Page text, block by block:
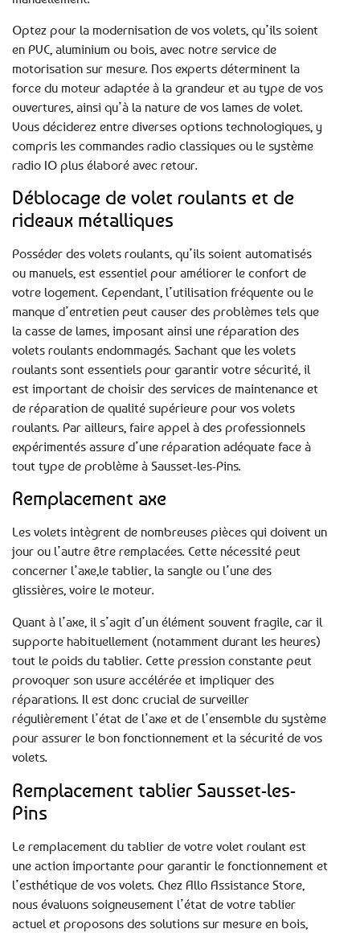
Optez pour la modernisation de vos volets, qu’ils soient
en PVC, aluminium ou bois, avec notre service de
motorisation sur mesure. Nos experts déterminent la
force du moteur adaptée à la grandeur et au type de vos
ouvertures, ainsi qu’à la nature de vos lames de volet.
Vous déciderez entre diverses options technologiques, y
compris les commandes radio classiques ou le système
radio IO plus élaboré avec retour.
Déblocage de volet roulants et de
rideaux métalliques
Posséder des volets roulants, qu’ils soient automatisés
ou manuels, est essentiel pour améliorer le confort de
votre logement. Cependant, l’utilisation fréquente ou le
manque d’entretien peut causer des problèmes tels que
la casse de lames, imposant ainsi une réparation des
volets roulants endommagés. Sachant que les volets
roulants sont essentiels pour garantir votre sécurité, il
est important de choisir des services de maintenance et
de réparation de qualité supérieure pour vos volets
roulants. Par ailleurs, faire appel à des professionnels
expérimentés assure d’une réparation adéquate face à
tout type de problème à Sausset-les-Pins.
Remplacement axe
Les volets intègrent de nombreuses pièces qui doivent un
jour ou l’autre être remplacées. Cette nécessité peut
concerner l’axe,le tablier, la sangle ou l’une des
glissières, voire le moteur.
Quant à l’axe, il s’agit d’un élément souvent fragile, car il
supporte habituellement (notamment durant les heures)
tout le poids du tablier. Cette pression constante peut
provoquer son usure accélérée et impliquer des
réparations. Il est donc crucial de surveiller
régulièrement l’état de l’axe et de l’ensemble du système
pour assurer le bon fonctionnement et la sécurité de vos
volets.
Remplacement tablier Sausset-les-
Pins
Le remplacement du tablier de votre volet roulant est
une action importante pour garantir le fonctionnement et
l’esthétique de vos volets. Chez Allo Assistance Store,
nous évaluons soigneusement l’état de votre tablier
actuel et proposons des solutions sur mesure en bois,